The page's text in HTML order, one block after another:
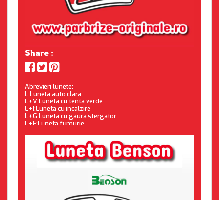
Share :
Abrevieri lunete:
L:Luneta auto clara
L+V:Luneta cu tenta verde
L+I:Luneta cu incalzire
L+G:Luneta cu gaura stergator
L+F:Luneta fumurie